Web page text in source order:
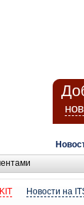
Новости:
Новости на